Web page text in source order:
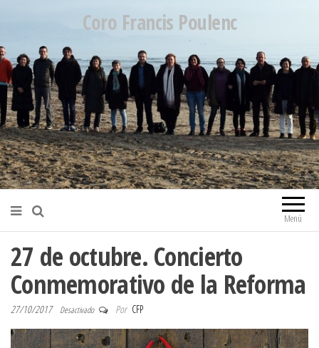
Coro Francis Poulenc
Menú
27 de octubre. Concierto
Conmemorativo de la Reforma
27/10/2017 Desactivado Por CFP